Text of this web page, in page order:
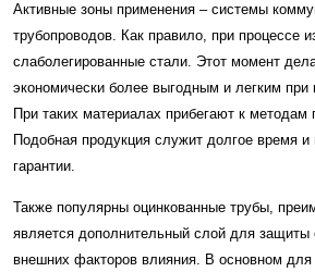
Активные зоны применения – системы
трубопроводов. Как правило, при процессе
слаболегированные стали. Этот момент
экономически более выгодным и легким при
При таких материалах прибегают к методам
Подобная продукция служит долгое время
гарантии.
Также популярны оцинкованные трубы,
является дополнительный слой для защиты
внешних факторов влияния. В основном для